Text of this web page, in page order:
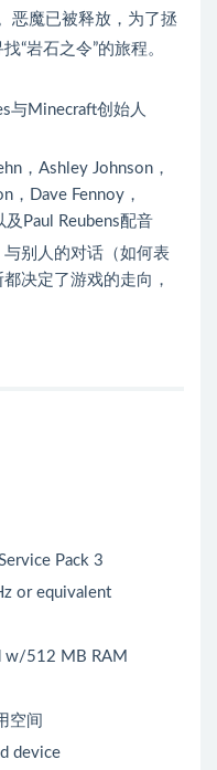
恶魔已被释放，为了拯
“岩石之令”的旅程。
与Minecraft创始人
，Ashley Johnson，
，Dave Fennoy，
Paul Reubens配音
别人的对话（如何表
决定了游戏的走向，
Pack 3
or equivalent
w/512 MB RAM
空间
device